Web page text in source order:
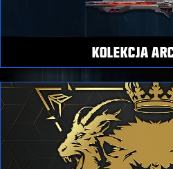
KOLEKCJA